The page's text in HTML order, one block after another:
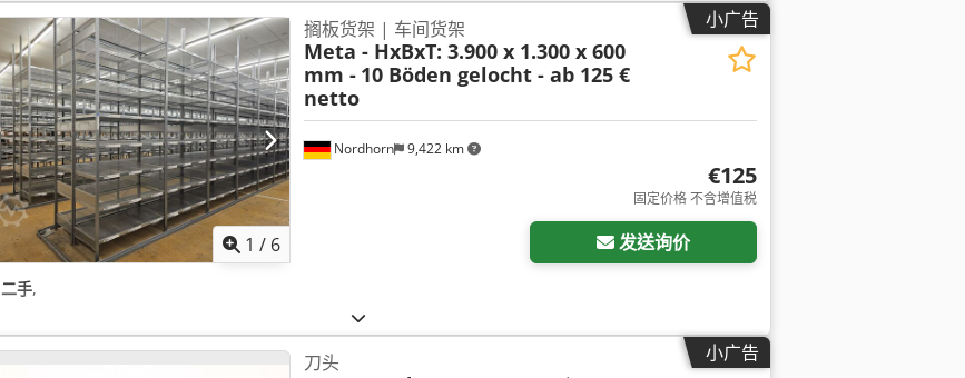
小广告
1 / 6
Nordhorn 9,422 km
搁板货架 | 车间货架
Meta - HxBxT: 3.900 x 1.300 x 600
mm - 10 Böden gelocht - ab 125 €
netto
€125
固定价格 不含增值税
发送询价
二手,
小广告
刀头